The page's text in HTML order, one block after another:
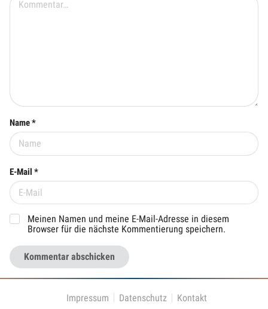
Name *
E-Mail *
Meinen Namen und meine E-Mail-Adresse in diesem
Browser für die nächste Kommentierung speichern.
Kommentar abschicken
Impressum Datenschutz Kontakt